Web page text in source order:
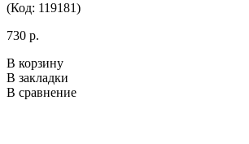
(Код: 119181)
730 р.
В корзину
В закладки
В сравнение